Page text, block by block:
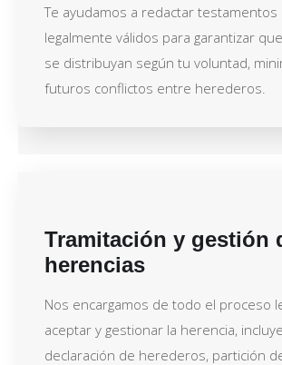
Te ayudamos a redactar testamentos
legalmente válidos para garantizar
se distribuyan según tu voluntad,
futuros conflictos entre herederos.
Tramitación y gestión
herencias
Nos encargamos de todo el proceso
aceptar y gestionar la herencia,
declaración de herederos, partición